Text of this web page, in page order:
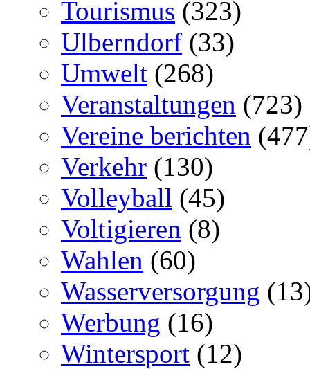
Tourismus (323)
Ulberndorf (33)
Umwelt (268)
Veranstaltungen (723)
Vereine berichten
Verkehr (130)
Volleyball (45)
Voltigieren (8)
Wahlen (60)
Wasserversorgung
Werbung (16)
Wintersport (12)